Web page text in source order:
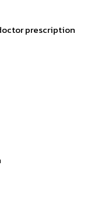
prescription